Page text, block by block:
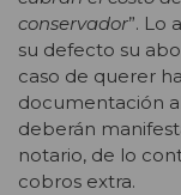
conservador”. Lo
su defecto su
caso de querer
documentación
deberán
notario, de lo
cobros extra.